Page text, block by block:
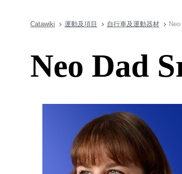
Catawiki 運動及項目 自行車及運動器材
Neo Dad